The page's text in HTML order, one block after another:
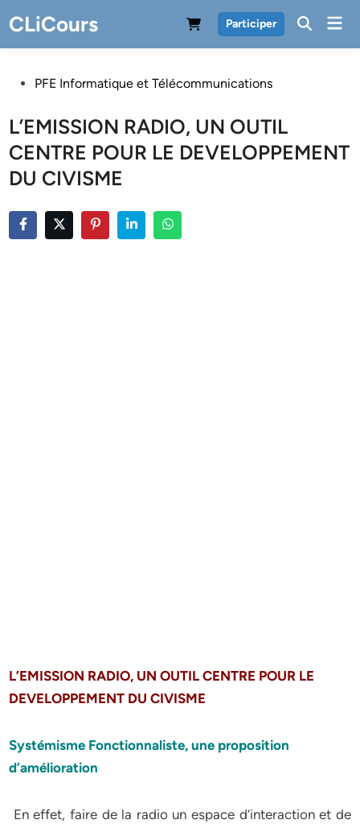
to
content
CLiCours Participer
PostedPFE Informatique et Télécommunications
L’EMISSION RADIO, UN OUTIL
CENTRE POUR LE DEVELOPPEMENT
DU CIVISME
L’EMISSION RADIO, UN OUTIL CENTRE POUR LE
DEVELOPPEMENT DU CIVISME
Systémisme Fonctionnaliste, une proposition
d’amélioration
En effet, faire de la radio un espace d’interaction et de